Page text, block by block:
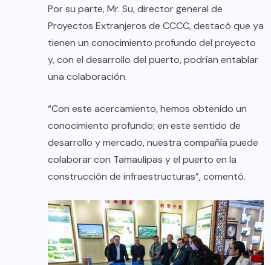
Por su parte, Mr. Su, director general de
Proyectos Extranjeros de CCCC, destacó que ya
tienen un conocimiento profundo del proyecto
y, con el desarrollo del puerto, podrían entablar
una colaboración.
“Con este acercamiento, hemos obtenido un
conocimiento profundo; en este sentido de
desarrollo y mercado, nuestra compañía puede
colaborar con Tamaulipas y el puerto en la
construcción de infraestructuras”, comentó.